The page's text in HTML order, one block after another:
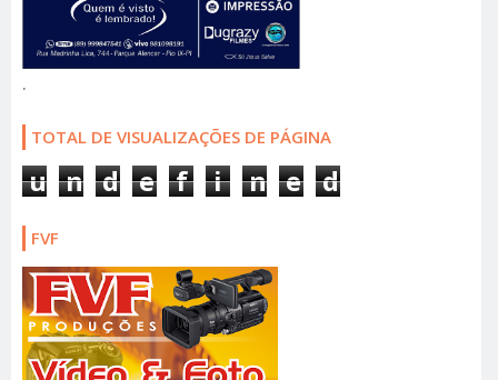
.
TOTAL DE VISUALIZAÇÕES DE PÁGINA
u n d e f i n e d
FVF